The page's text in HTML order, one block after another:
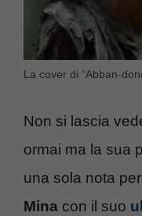
La cover di “Abban-
Non si lascia
ormai ma la sua
una sola nota
Mina con il suo